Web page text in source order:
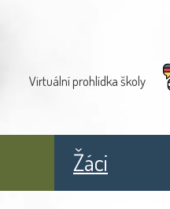
Virtuální prohlídka školy
Žáci